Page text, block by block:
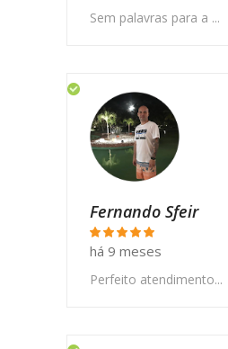
Sem palavras para a ...
Fernando Sfeir
há 9 meses
Perfeito atendimento...